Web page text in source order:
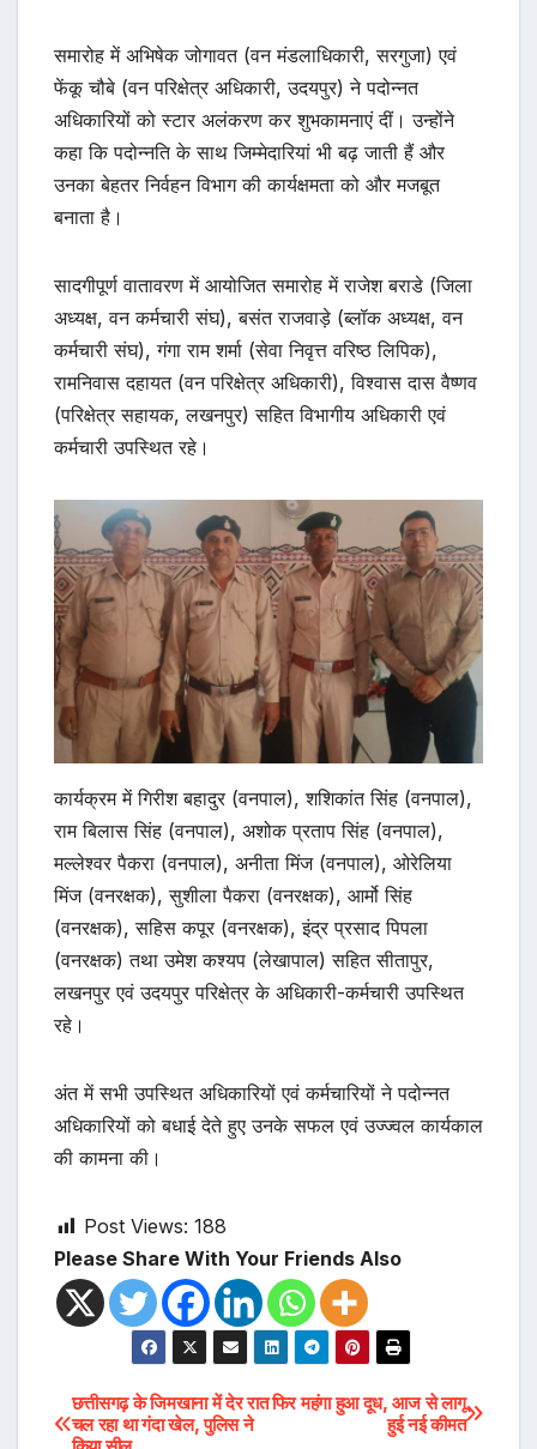
समारोह में अभिषेक जोगावत (वन मंडलाधिकारी, सरगुजा) एवं
फेंकू चौबे (वन परिक्षेत्र अधिकारी, उदयपुर) ने पदोन्नत
अधिकारियों को स्टार अलंकरण कर शुभकामनाएं दीं। उन्होंने
कहा कि पदोन्नति के साथ जिम्मेदारियां भी बढ़ जाती हैं और
उनका बेहतर निर्वहन विभाग की कार्यक्षमता को और मजबूत
बनाता है।
सादगीपूर्ण वातावरण में आयोजित समारोह में राजेश बराडे (जिला
अध्यक्ष, वन कर्मचारी संघ), बसंत राजवाड़े (ब्लॉक अध्यक्ष, वन
कर्मचारी संघ), गंगा राम शर्मा (सेवा निवृत्त वरिष्ठ लिपिक),
रामनिवास दहायत (वन परिक्षेत्र अधिकारी), विश्वास दास वैष्णव
(परिक्षेत्र सहायक, लखनपुर) सहित विभागीय अधिकारी एवं
कर्मचारी उपस्थित रहे।
कार्यक्रम में गिरीश बहादुर (वनपाल), शशिकांत सिंह (वनपाल),
राम बिलास सिंह (वनपाल), अशोक प्रताप सिंह (वनपाल),
मल्लेश्वर पैकरा (वनपाल), अनीता मिंज (वनपाल), ओरेलिया
मिंज (वनरक्षक), सुशीला पैकरा (वनरक्षक), आर्मो सिंह
(वनरक्षक), सहिस कपूर (वनरक्षक), इंद्र प्रसाद पिपला
(वनरक्षक) तथा उमेश कश्यप (लेखापाल) सहित सीतापुर,
लखनपुर एवं उदयपुर परिक्षेत्र के अधिकारी-कर्मचारी उपस्थित
रहे।
अंत में सभी उपस्थित अधिकारियों एवं कर्मचारियों ने पदोन्नत
अधिकारियों को बधाई देते हुए उनके सफल एवं उज्ज्वल कार्यकाल
की कामना की।
Post Views: 188
Please Share With Your Friends Also
Post
फिर महंगा हुआ दूध, आज से लागू
हुई नई कीमत
छत्तीसगढ़ के जिमखाना में देर रात
चल रहा था गंदा खेल, पुलिस ने